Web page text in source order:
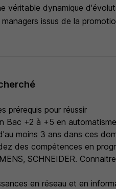
véritable dynamique
issus de la
prérequis pour réussir
Bac +2 à +5 en
moins 3 ans dans ces
des compétences en
SCHNEIDER.
en réseau et en